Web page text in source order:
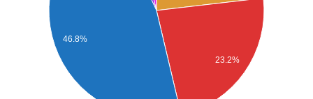
23.2%
46.8%